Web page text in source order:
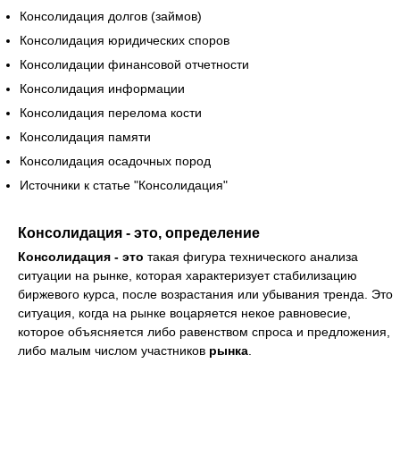
Консолидация долгов (займов)
Консолидация юридических споров
Консолидации финансовой отчетности
Консолидация информации
Консолидация перелома кости
Консолидация памяти
Консолидация осадочных пород
Источники к статье "Консолидация"
Консолидация - это, определение
Консолидация - это такая фигура технического анализа
ситуации на рынке, которая характеризует стабилизацию
биржевого курса, после возрастания или убывания тренда. Это
ситуация, когда на рынке воцаряется некое равновесие,
которое объясняется либо равенством спроса и предложения,
либо малым числом участников рынка